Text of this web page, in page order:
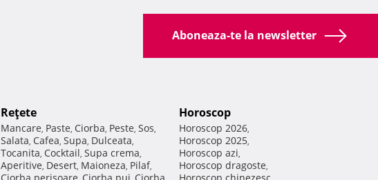
Aboneaza-te la newsletter
Reţete
Mancare, Paste, Ciorba, Peste, Sos,
Salata, Cafea, Supa, Dulceata,
Tocanita, Cocktail, Supa crema,
Aperitive, Desert, Maioneza, Pilaf,
Horoscop
Horoscop 2026,
Horoscop 2025,
Horoscop azi,
Horoscop dragoste,